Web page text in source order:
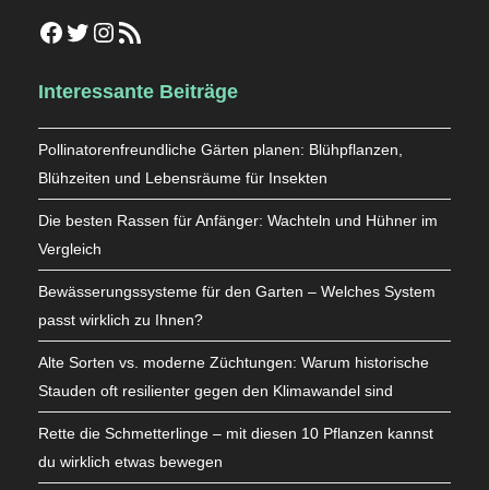
Facebook
TwitterInstagram
RSS-Feed
Interessante Beiträge
Pollinatorenfreundliche Gärten planen: Blühpflanzen,
Blühzeiten und Lebensräume für Insekten
Die besten Rassen für Anfänger: Wachteln und Hühner im
Vergleich
Bewässerungssysteme für den Garten – Welches System
passt wirklich zu Ihnen?
Alte Sorten vs. moderne Züchtungen: Warum historische
Stauden oft resilienter gegen den Klimawandel sind
Rette die Schmetterlinge – mit diesen 10 Pflanzen kannst
du wirklich etwas bewegen